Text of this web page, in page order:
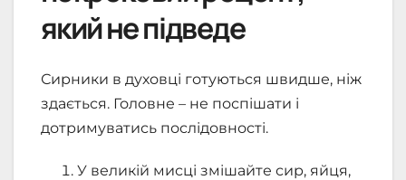
який не підведе
Сирники в духовці готуються швидше, ніж
здається. Головне – не поспішати і
дотримуватись послідовності.
У великій мисці змішайте сир, яйця,